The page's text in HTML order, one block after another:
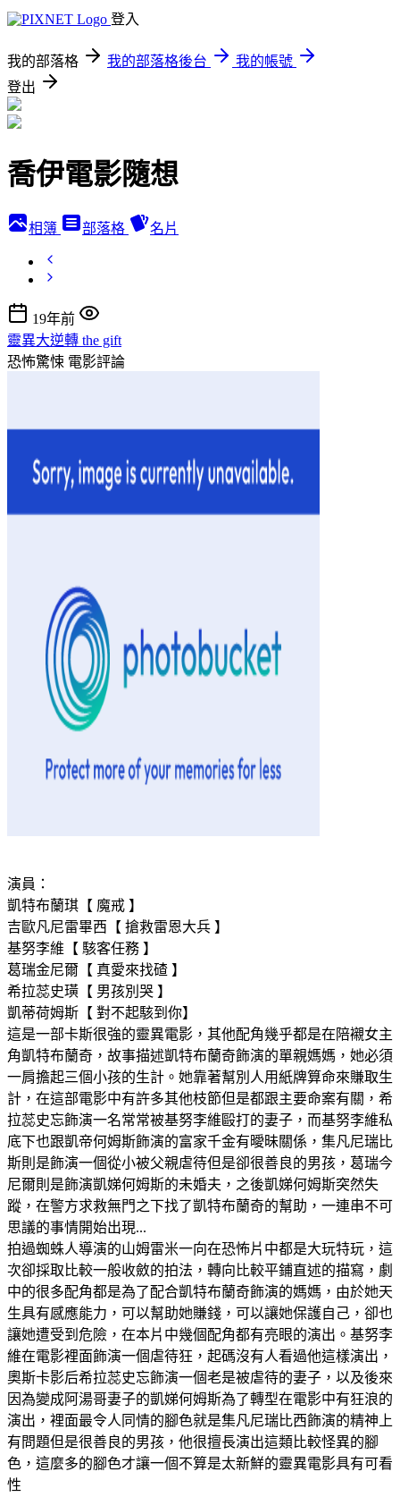
登入
我的部落格 我的部落格後台
我的帳號
登出
喬伊電影隨想
相簿 部落格 名片
19年前
靈異大逆轉 the gift
恐怖驚悚 電影評論
演員：
凱特布蘭琪【 魔戒 】
吉歐凡尼雷畢西【 搶救雷恩大兵 】
基努李維【 駭客任務 】
葛瑞金尼爾【 真愛來找碴 】
希拉蕊史璜【 男孩別哭 】
凱蒂荷姆斯【 對不起駭到你】
這是一部卡斯很強的靈異電影，其他配角幾乎都是在陪襯女主
角凱特布蘭奇，故事描述凱特布蘭奇飾演的單親媽媽，她必須
一肩擔起三個小孩的生計。她靠著幫別人用紙牌算命來賺取生
計，在這部電影中有許多其他枝節但是都跟主要命案有關，希
拉蕊史忘飾演一名常常被基努李維毆打的妻子，而基努李維私
底下也跟凱帝何姆斯飾演的富家千金有曖昧關係，集凡尼瑞比
斯則是飾演一個從小被父親虐待但是卻很善良的男孩，葛瑞今
尼爾則是飾演凱娣何姆斯的未婚夫，之後凱娣何姆斯突然失
蹤，在警方求救無門之下找了凱特布蘭奇的幫助，一連串不可
思議的事情開始出現...
拍過蜘蛛人導演的山姆雷米一向在恐怖片中都是大玩特玩，這
次卻採取比較一般收斂的拍法，轉向比較平鋪直述的描寫，劇
中的很多配角都是為了配合凱特布蘭奇飾演的媽媽，由於她天
生具有感應能力，可以幫助她賺錢，可以讓她保護自己，卻也
讓她遭受到危險，在本片中幾個配角都有亮眼的演出。基努李
維在電影裡面飾演一個虐待狂，起碼沒有人看過他這樣演出，
奧斯卡影后希拉蕊史忘飾演一個老是被虐待的妻子，以及後來
因為變成阿湯哥妻子的凱娣何姆斯為了轉型在電影中有狂浪的
演出，裡面最令人同情的腳色就是集凡尼瑞比西飾演的精神上
有問題但是很善良的男孩，他很擅長演出這類比較怪異的腳
色，這麼多的腳色才讓一個不算是太新鮮的靈異電影具有可看
性